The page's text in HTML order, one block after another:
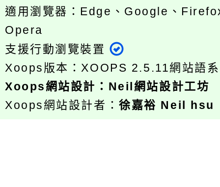
適用瀏覽器：Edge、Google、
Opera
支援行動瀏覽裝置
Xoops版本：XOOPS 2.5.11網站語
Xoops網站設計 ： Neil網站設計工坊
Xoops網站設計者：徐嘉裕 Neil hsu